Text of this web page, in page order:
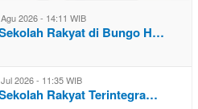
2026 - 14:11 WIB
Rakyat di Bungo H…
2026 - 11:35 WIB
Rakyat Terintegra…